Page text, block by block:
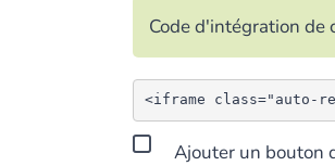
Code d'intégration de
Ajouter un bouton